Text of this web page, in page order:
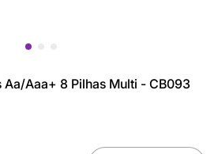
Aaa+ 8 Pilhas Multi - CB093